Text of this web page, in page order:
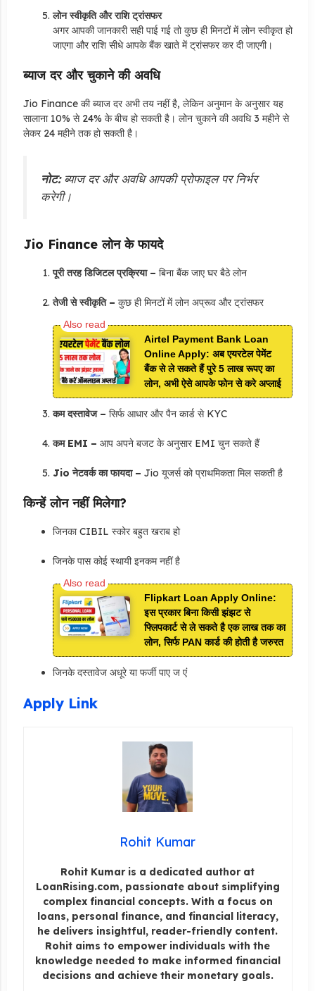
लोन स्वीकृति और राशि ट्रांसफर
अगर आपकी जानकारी सही पाई गई तो कुछ ही मिनटों में लोन स्वीकृत हो
जाएगा और राशि सीधे आपके बैंक खाते में ट्रांसफर कर दी जाएगी।
ब्याज दर और चुकाने की अवधि
Jio Finance की ब्याज दर अभी तय नहीं है, लेकिन अनुमान के अनुसार यह
सालाना 10% से 24% के बीच हो सकती है। लोन चुकाने की अवधि 3 महीने से
लेकर 24 महीने तक हो सकती है।
नोट:ब्याज दर और अवधि आपकी प्रोफाइल पर निर्भर
करेगी।
Jio Finance लोन के फायदे
पूरी तरह डिजिटल प्रक्रिया – बिना बैंक जाए घर बैठे लोन
तेजी से स्वीकृति – कुछ ही मिनटों में लोन अप्रूव और ट्रांसफर
Airtel Payment Bank Loan
Online Apply: अब एयरटेल पेमेंट
बैंक से ले सकते हैं पुरे 5 लाख रूपए का
लोन, अभी ऐसे आपके फोन से करे अप्लाई
कम दस्तावेज – सिर्फ आधार और पैन कार्ड से KYC
कम EMI – आप अपने बजट के अनुसार EMI चुन सकते हैं
Jio नेटवर्क का फायदा – Jio यूजर्स को प्राथमिकता मिल सकती है
किन्हें लोन नहीं मिलेगा?
जिनका CIBIL स्कोर बहुत खराब हो
जिनके पास कोई स्थायी इनकम नहीं है
Flipkart Loan Apply Online:
इस प्रकार बिना किसी झंझट से
फ्लिपकार्ट से ले सकते है एक लाख तक का
लोन, सिर्फ PAN कार्ड की होती है जरुरत
जिनके दस्तावेज अधूरे या फर्जी पाए ज एं
Apply Link
Rohit Kumar
Rohit Kumar is a dedicated author at
LoanRising.com, passionate about simplifying
complex financial concepts. With a focus on
loans, personal finance, and financial literacy,
he delivers insightful, reader-friendly content.
Rohit aims to empower individuals with the
knowledge needed to make informed financial
decisions and achieve their monetary goals.